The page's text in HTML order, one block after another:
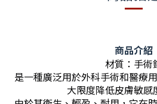
商品介紹
材質：手術
是一種廣泛用於外科手術和醫療
大限度降低皮膚敏感